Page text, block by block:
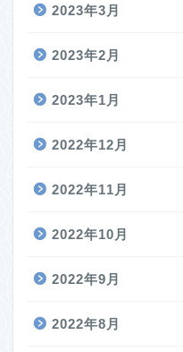
2023年3月
2023年2月
2023年1月
2022年12月
2022年11月
2022年10月
2022年9月
2022年8月